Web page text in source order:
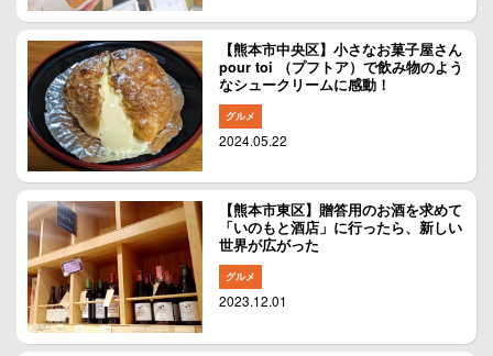
【熊本市中央区】小さなお菓子屋さん
pour toi （プフトア）で飲み物のよう
なシュークリームに感動！
グルメ
2024.05.22
【熊本市東区】贈答用のお酒を求めて
「いのもと酒店」に行ったら、新しい
世界が広がった
グルメ
2023.12.01